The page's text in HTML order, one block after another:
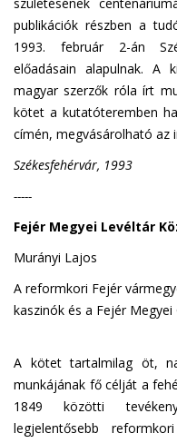
publikációk részben a
1993. február 2-án
előadásain alapulnak. A
magyar szerzők róla írt
kötet a kutatóteremben
címén, megvásárolható az
Székesfehérvár, 1993
-----
Fejér Megyei Levéltár
Murányi Lajos
A reformkori Fejér
kaszinók és a Fejér
A kötet tartalmilag öt,
munkájának fő célját a
1849 közötti
legjelentősebb